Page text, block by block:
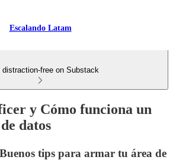
Escalando Latam
distraction-free on Substack
y Cómo funciona un
datos
tips para armar tu área de